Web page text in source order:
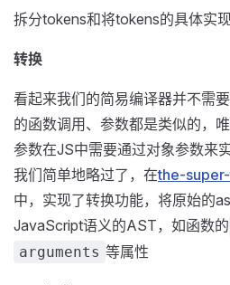
拆分tokens和将tokens的具体实
转换
看起来我们的简易编译器并不需
的函数调用、参数都是类似的，
参数在JS中需要通过对象参数来
我们简单地略过了，在the-
中，实现了转换功能，将原始的
JavaScript语义的AST，如函数的
arguments 等属性